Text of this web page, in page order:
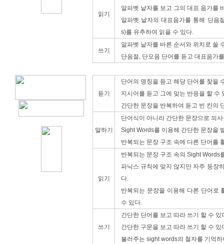
읽기
알파벳 낱자를 보고 그의 대표 음가를
알파벳 낱자의 대표음가를 통해 단음
s)를 유추하여 읽을 수 있다.
쓰기
알파벳 낱자를 바른 순서와 위치로 쓸
단음절, 단모음 단어를 듣고 대표음가
듣기
단어의 명칭을 듣고 해당 단어를 찾을
지시어를 듣고 그에 맞는 반응을 할 수
간단한 문장을 반복하여 듣고 빈 칸의
말하기
단어식이 아니라 간단한 문장으로 의
Sight Words를 이용해 간단한 문장을
반복되는 문장 구조 속에 다른 단어를
읽기
반복되는 문장 구조 속의 Sight Words
파닉스 규칙에 맞지 않지만 자주 등장
다.
반복되는 문장을 이용해 다른 단어로
수 있다.
쓰기
간단한 단어를 보고 따라 쓰기 할 수 있
간단한 구문을 보고 따라 쓰기 할 수 있
불러주는 sight words의 철자를 기억